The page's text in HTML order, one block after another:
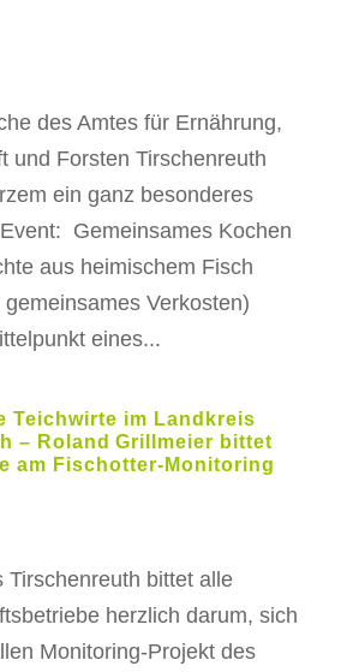
des Amtes für Ernährung,
und Forsten Tirschenreuth
ein ganz besonderes
Gemeinsames Kochen
aus heimischem Fisch
Verkosten)
eines...
Teichwirte im Landkreis
– Roland Grillmeier bittet
am Fischotter-Monitoring
Tirschenreuth bittet alle
herzlich darum, sich
Monitoring-Projekt des